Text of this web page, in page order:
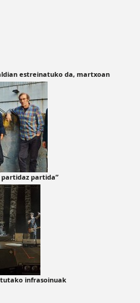
estreinatuko da, martxoan
partidaz partida”
infrasoinuak